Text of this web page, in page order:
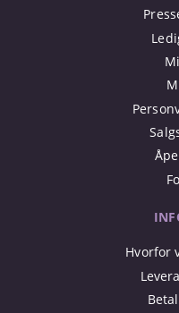
Hvorfor